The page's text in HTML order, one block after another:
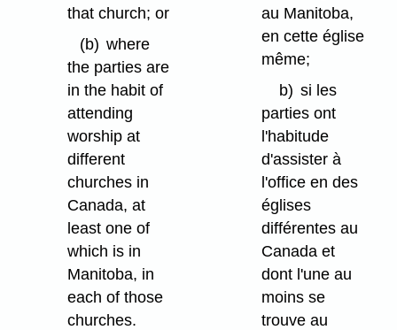
that church; or
(b) where
the parties are
in the habit of
attending
worship at
different
churches in
Canada, at
least one of
which is in
Manitoba, in
each of those
churches.
au Manitoba,
en cette église
même;
b) si les
parties ont
l'habitude
d'assister à
l'office en des
églises
différentes au
Canada et
dont l'une au
moins se
trouve au